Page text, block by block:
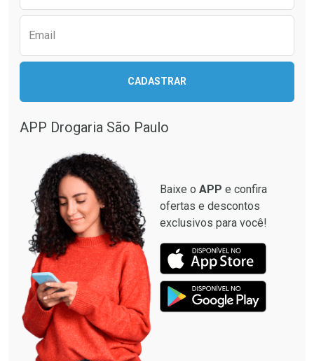
Email
CADASTRAR
APP Drogaria São Paulo
Baixe o APP e confira
ofertas e descontos
exclusivos para você!